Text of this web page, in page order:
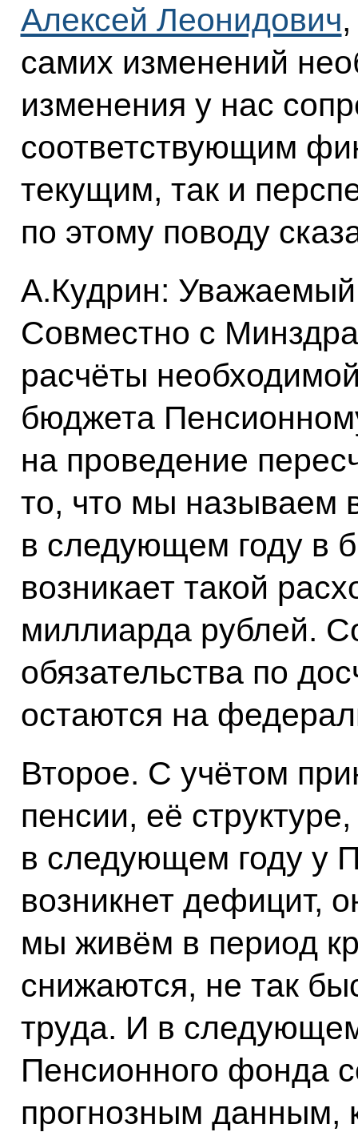
Алексей Леонидович
самих изменений
изменения у нас
соответствующим
текущим, так и
по этому поводу
А.Кудрин:
Совместно с
расчёты
бюджета
на проведение
то, что мы называем
в следующем году в
возникает такой
миллиарда рублей.
обязательства по
остаются на
Второе. С учётом
пенсии, её
в следующем году у
возникнет дефицит,
мы живём в период
снижаются, не так
труда. И в
Пенсионного фонда
прогнозным данным,